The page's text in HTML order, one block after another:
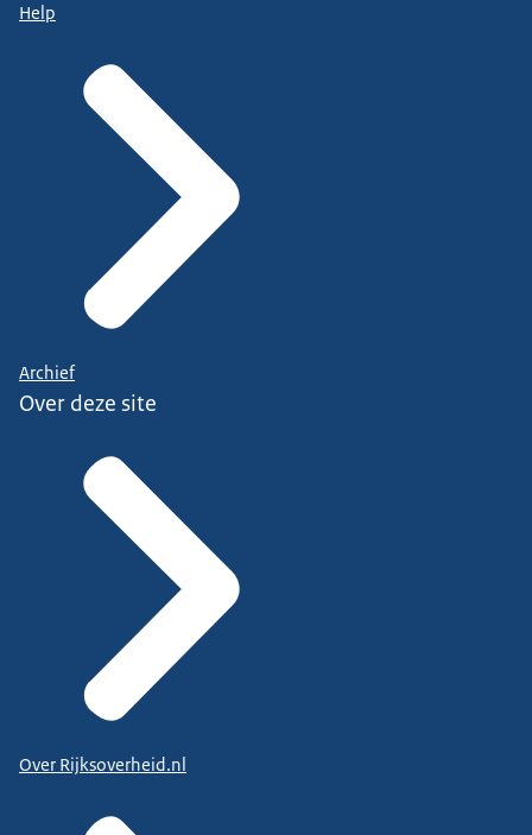
Help
Archief
Over deze site
Over Rijksoverheid.nl